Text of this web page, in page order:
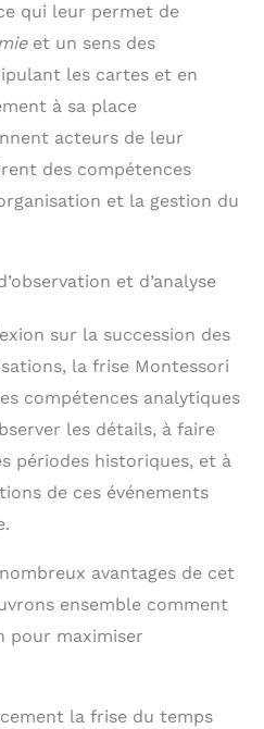
qui leur permet de
et un sens des
les cartes et en
à sa place
acteurs de leur
des compétences
et la gestion du
et d’analyse
sur la succession des
la frise Montessori
compétences analytiques
les détails, à faire
périodes historiques, et à
de ces événements
avantages de cet
ensemble comment
pour maximiser
la frise du temps